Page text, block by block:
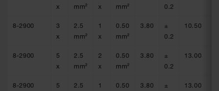
x
mm²
x
mm²
0.2
8-2900
3
x
2.5
mm²
1
x
0.50
mm²
3.80
±
0.2
10.50
8-2900
5
x
2.5
mm²
2
x
0.50
mm²
3.80
±
0.2
13.00
8-2900
5
2.5
1
0.50
3.80
±
13.00